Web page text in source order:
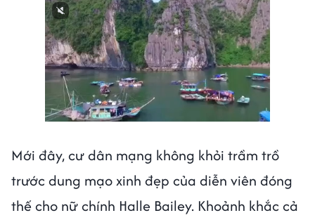
Next video in 3 Cancel
Mới đây, cư dân mạng không khỏi trầm trồ
trước dung mạo xinh đẹp của diễn viên đóng
thế cho nữ chính Halle Bailey. Khoảnh khắc cả